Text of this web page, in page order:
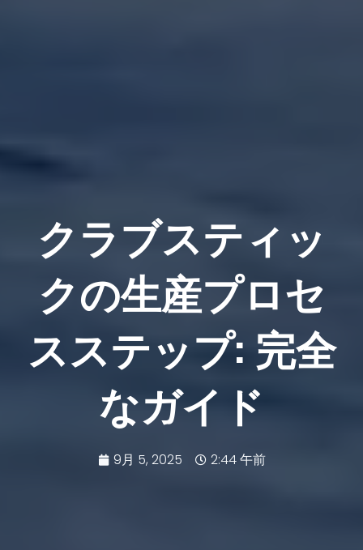
クラブスティッ
クの生産プロセ
スステップ: 完全
なガイド
9月 5, 2025 2:44 午前